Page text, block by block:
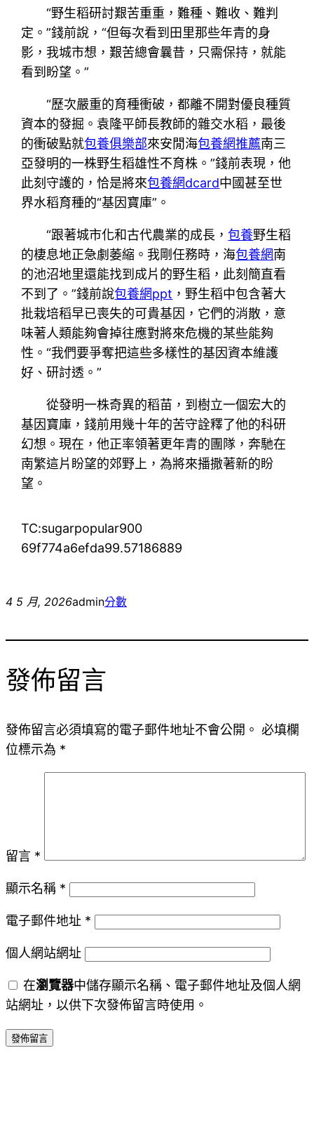
“野生稻研討艱苦重重，難種、難收、難判
定。”錢前說，“但每次看到田里那些年青的身
影，我城市想，艱苦總會曩昔，只需保持，就能
看到盼望。”
“歷次嚴重的育種衝破，都離不開對優良種質
資本的發掘。袁隆平師長教師的雜交水稻，最後
的衝破點就包養俱樂部來安閒海包養網推薦南三
亞發明的一株野生稻雄性不育株。”錢前表現，他
此刻守護的，恰是將來包養網dcard中國甚至世
界水稻育種的“基因寶庫”。
“跟著城市化和古代農業的成長，包養野生稻
的棲息地正急劇萎縮。我剛任務時，海包養網南
的池沼地里還能找到成片的野生稻，此刻簡直看
不到了。”錢前說包養網ppt ，野生稻中包含著大
批栽培稻早已喪失的可貴基因，它們的消散，意
味著人類能夠會掉往應對將來危機的某些能夠
性。“我們要爭奪把這些多樣性的基因資本維護
好、研討透。”
從發明一株奇異的稻苗，到樹立一個宏大的
基因寶庫，錢前用幾十年的苦守詮釋了他的科研
幻想。現在，他正率領著更年青的團隊，奔馳在
南繁這片盼望的郊野上，為將來播撒著新的盼
望。
TC:sugarpopular900
69f774a6efda99.57186889
4 5 月, 2026admin分數
發佈留言
發佈留言必須填寫的電子郵件地址不會公開。 必填欄
位標示為 *
留言 *
顯示名稱 *
電子郵件地址 *
個人網站網址
在瀏覽器中儲存顯示名稱、電子郵件地址及個人網
站網址，以供下次發佈留言時使用。